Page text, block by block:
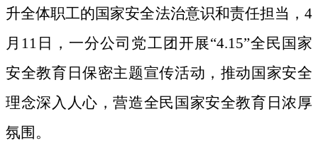
升全体职工的国家安全法治意识和责任担当， 4
月11日，一分公司党工团开展“4.15”全民国家
安全教育日保密主题宣传活动，推动国家安全
理念深入人心，营造全民国家安全教育日浓厚
氛围。